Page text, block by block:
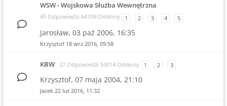
WSW - Wojskowa Służba Wewnętrzna
45 Odpowiedzi 64109 Odsłony 1 2 3 4 5
Jarosław, 03 paź 2006, 16:35
Krzysztof 18 wrz 2016, 09:58
KBW 27 Odpowiedzi 53014 Odsłony 1 2 3
Krzysztof, 07 maja 2004, 21:10
Jacek 22 lut 2016, 11:32